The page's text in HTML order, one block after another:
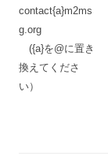
contact{a}m2ms
g.org
({a}を@に置き
換えてくださ
い）